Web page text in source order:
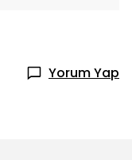
Yorum Yap